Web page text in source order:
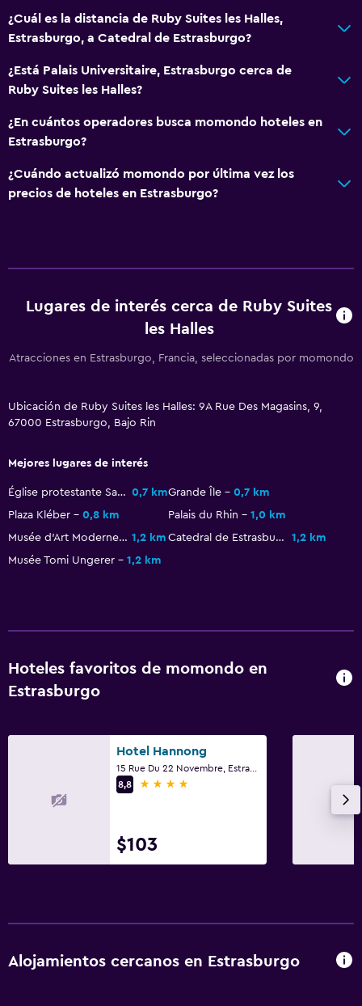
¿Cuál es la distancia de Ruby Suites les Halles,
Estrasburgo, a Catedral de Estrasburgo?
¿Está Palais Universitaire, Estrasburgo cerca de
Ruby Suites les Halles?
¿En cuántos operadores busca momondo hoteles en
Estrasburgo?
¿Cuándo actualizó momondo por última vez los
precios de hoteles en Estrasburgo?
Lugares de interés cerca de Ruby Suites
les Halles
Atracciones en Estrasburgo, Francia, seleccionadas por momondo
Ubicación de Ruby Suites les Halles: 9A Rue Des Magasins, 9,
67000 Estrasburgo, Bajo Rin
Mejores lugares de interés
Église protestante Saint-Pierre-le-Jeune 0,7 kmGrande Île
0,7 km
Plaza Kléber
0,8 km Palais du Rhin
1,0 km
Musée d'Art Moderne et Contemporain de Strasbourg 1,2 km Catedral de Estrasburgo
1,2 km
Musée Tomi Ungerer
1,2 km
Hoteles favoritos de momondo en
Estrasburgo
Hotel Hannong
8,8
4 estrellas
$103
Alojamientos cercanos en Estrasburgo